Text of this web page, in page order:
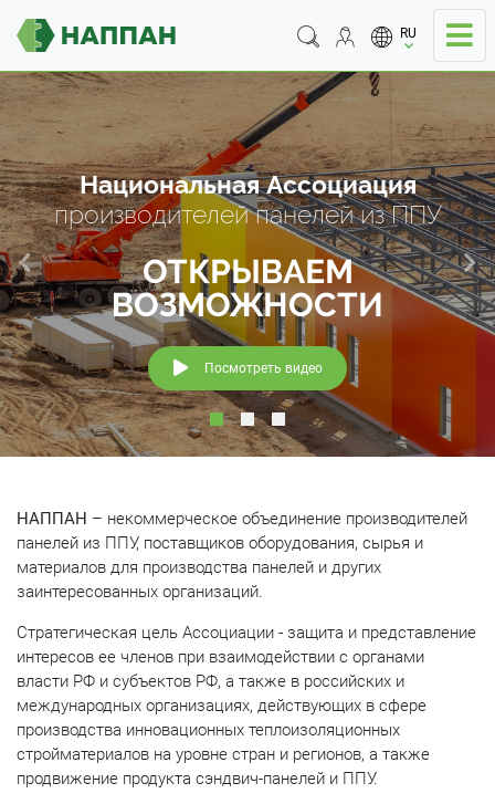
RU
Национальная Ассоциация
производителей панелей из ППУ
ОТКРЫВАЕМ
ВОЗМОЖНОСТИ
Посмотреть видео
НАППАН – некоммерческое объединение производителей
панелей из ППУ, поставщиков оборудования, сырья и
материалов для производства панелей и других
заинтересованных организаций.
Стратегическая цель Ассоциации - защита и представление
интересов ее членов при взаимодействии с органами
власти РФ и субъектов РФ, а также в российских и
международных организациях, действующих в сфере
производства инновационных теплоизоляционных
стройматериалов на уровне стран и регионов, а также
продвижение продукта сэндвич-панелей и ППУ.